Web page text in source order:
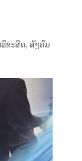
ຂະສິດ,ສັງຄົມ